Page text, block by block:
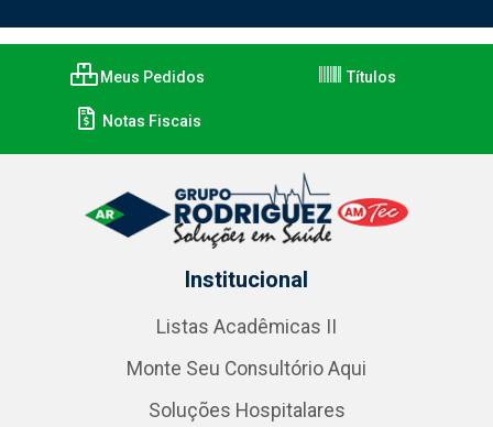
Meus Pedidos Títulos
Notas Fiscais
Institucional
Listas Acadêmicas II
Monte Seu Consultório Aqui
Soluções Hospitalares